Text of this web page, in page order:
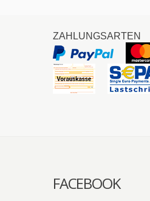
ZAHLUNGSARTEN
FACEBOOK